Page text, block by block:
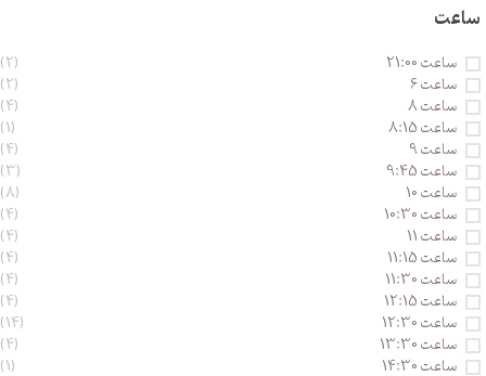
ساعت
ساعت 21:00 (2)
ساعت 6 (2)
ساعت 8 (4)
ساعت 8:15 (1)
ساعت 9 (4)
ساعت 9:45 (3)
ساعت 10 (8)
ساعت 10:30 (4)
ساعت 11 (4)
ساعت 11:15 (4)
ساعت 11:30 (4)
ساعت 12:15 (4)
ساعت 12:30 (14)
ساعت 13:30 (4)
ساعت 14:30 (1)